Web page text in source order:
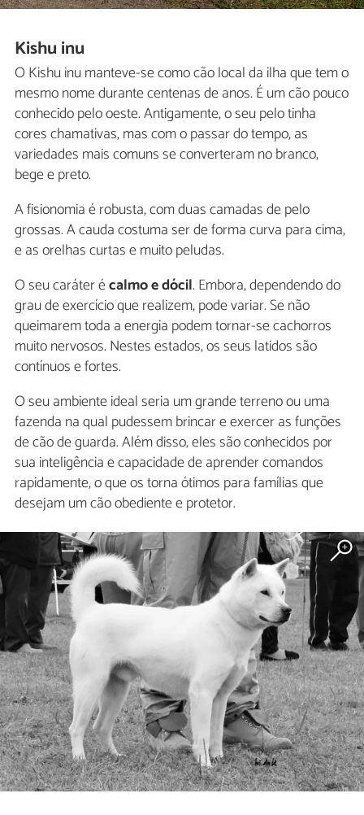
Kishu inu
O Kishu inu manteve-se como cão local da ilha que tem o
mesmo nome durante centenas de anos. É um cão pouco
conhecido pelo oeste. Antigamente, o seu pelo tinha
cores chamativas, mas com o passar do tempo, as
variedades mais comuns se converteram no branco,
bege e preto.
A fisionomia é robusta, com duas camadas de pelo
grossas. A cauda costuma ser de forma curva para cima,
e as orelhas curtas e muito peludas.
O seu caráter écalmo e dócil. Embora, dependendo do
grau de exercício que realizem, pode variar. Se não
queimarem toda a energia podem tornar-se cachorros
muito nervosos. Nestes estados, os seus latidos são
contínuos e fortes.
O seu ambiente ideal seria um grande terreno ou uma
fazenda na qual pudessem brincar e exercer as funções
de cão de guarda. Além disso, eles são conhecidos por
sua inteligência e capacidade de aprender comandos
rapidamente, o que os torna ótimos para famílias que
desejam um cão obediente e protetor.